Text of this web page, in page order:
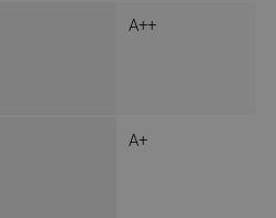
A++
A+